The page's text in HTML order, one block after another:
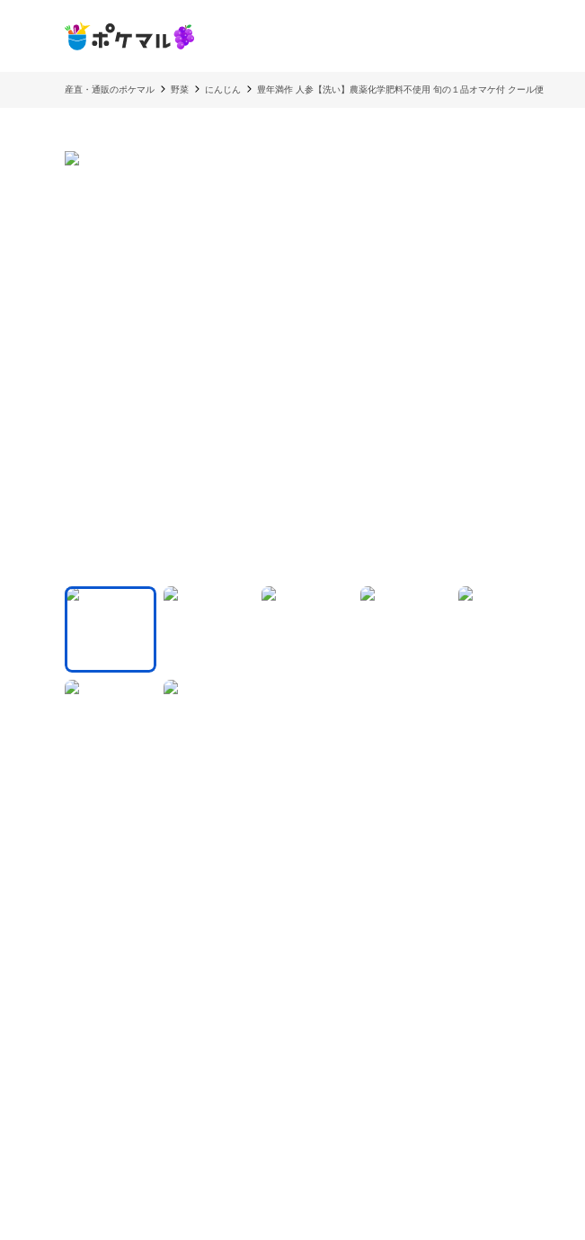
産直・通販のポケマル 野菜 にんじん 豊年満作 人参【洗い】農薬化学肥料不使用 旬の１品オマケ付 クール便